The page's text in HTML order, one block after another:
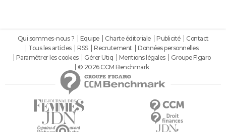
Qui sommes-nous ? Equipe Charte éditoriale Publicité
Contact
Tous les articles
RSS Recrutement
Données personnelles
Paramétrer les cookies
Gérer Utiq Mentions légales
Groupe Figaro
© 2026 CCM Benchmark